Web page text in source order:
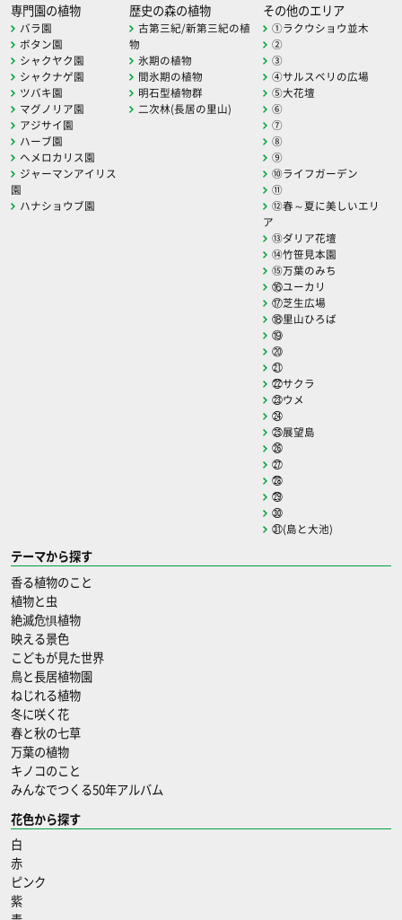
専門園の植物
バラ園
ボタン園
シャクヤク園
シャクナゲ園
ツバキ園
マグノリア園
アジサイ園
ハーブ園
ヘメロカリス園
ジャーマンアイリス
園
ハナショウブ園
歴史の森の植物
古第三紀/新第三紀の植
物
氷期の植物
間氷期の植物
明石型植物群
二次林(長居の里山)
その他のエリア
①ラクウショウ並木
②
③
④サルスベリの広場
⑤大花壇
⑥
⑦
⑧
⑨
⑩ライフガーデン
⑪
⑫春～夏に美しいエリ
ア
⑬ダリア花壇
⑭竹笹見本園
⑮万葉のみち
⑯ユーカリ
⑰芝生広場
⑱里山ひろば
⑲
⑳
㉑
㉒サクラ
㉓ウメ
㉔
㉕展望島
㉖
㉗
㉘
㉙
㉚
㉛(島と大池)
テーマから探す
香る植物のこと
植物と虫
絶滅危惧植物
映える景色
こどもが見た世界
鳥と長居植物園
ねじれる植物
冬に咲く花
春と秋の七草
万葉の植物
キノコのこと
みんなでつくる50年アルバム
花色から探す
白
赤
ピンク
紫